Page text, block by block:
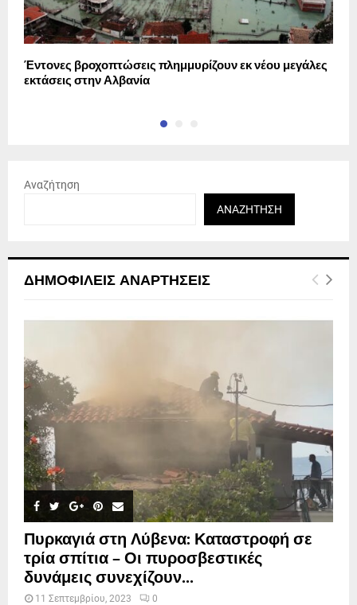
Έντονες βροχοπτώσεις πλημμυρίζουν εκ νέου μεγάλες
εκτάσεις στην Αλβανία
Αναζήτηση
ΑΝΑΖΉΤΗΣΗ
ΔΗΜΟΦΙΛΕΊΣ ΑΝΑΡΤΉΣΕΙΣ
Πυρκαγιά στη Λύβενα: Καταστροφή σε
τρία σπίτια – Οι πυροσβεστικές
δυνάμεις συνεχίζουν...
11 Σεπτεμβρίου, 2023 0